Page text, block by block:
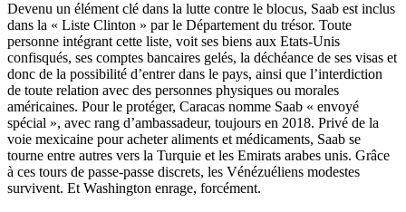
Devenu un élément clé dans la lutte contre le blocus, Saab est inclus
dans la « Liste Clinton » par le Département du trésor. Toute
personne intégrant cette liste, voit ses biens aux Etats-Unis
confisqués, ses comptes bancaires gelés, la déchéance de ses visas et
donc de la possibilité d’entrer dans le pays, ainsi que l’interdiction
de toute relation avec des personnes physiques ou morales
américaines. Pour le protéger, Caracas nomme Saab « envoyé
spécial », avec rang d’ambassadeur, toujours en 2018. Privé de la
voie mexicaine pour acheter aliments et médicaments, Saab se
tourne entre autres vers la Turquie et les Emirats arabes unis. Grâce
à ces tours de passe-passe discrets, les Vénézuéliens modestes
survivent. Et Washington enrage, forcément.